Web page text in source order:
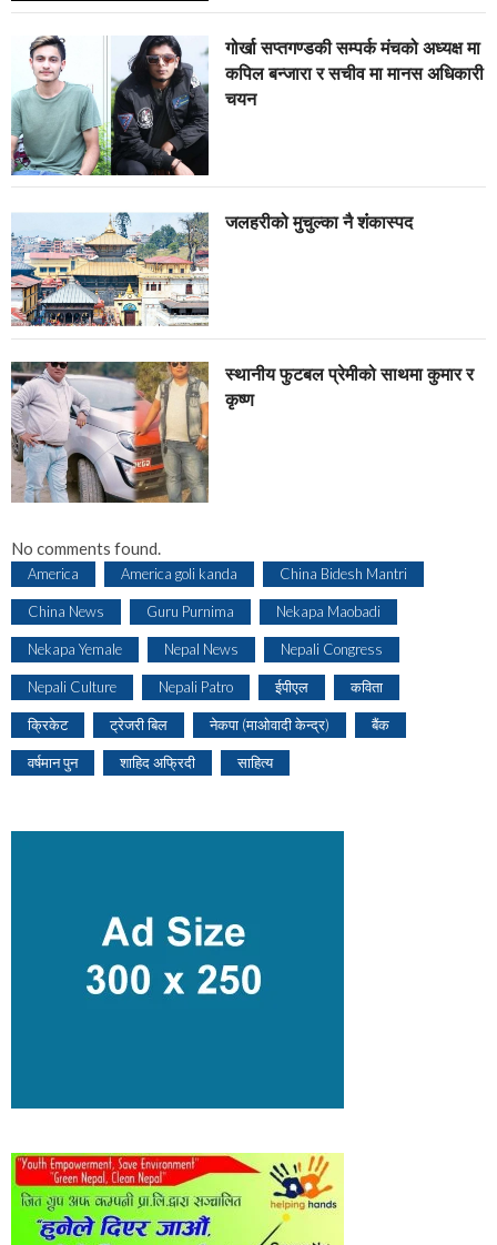
गोर्खा सप्तगण्डकी सम्पर्क मंचको अध्यक्ष मा
कपिल बन्जारा र सचीव मा मानस अधिकारी
चयन
जलहरीको मुचुल्का नै शंंकास्पद
स्थानीय फुटबल प्रेमीको साथमा कुमार र
कृष्ण
No comments found.
America America goli kanda China Bidesh Mantri
China News Guru Purnima Nekapa Maobadi
Nekapa Yemale Nepal News Nepali Congress
Nepali Culture Nepali Patro ईपीएल कविता
क्रिकेट ट्रेजरी बिल नेकपा (माओवादी केन्द्र) बैंक
वर्षमान पुन शाहिद अफ्रिदी साहित्य